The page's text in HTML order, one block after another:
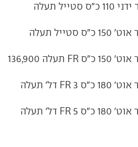
סיאט לאון 1.2 ליטר ידני 110 כ"ס סטייל תעלה
סיאט לאון 1.4 ליטר אוט' 150 כ"ס סטייל תעלה
סיאט לאון 1.4 ליטר אוט' 150 כ"ס FR תעלה 136,900
סיאט לאון 1.8 ליטר אוט' 180 כ"ס FR 3 דל' תעלה
סיאט לאון 1.8 ליטר אוט' 180 כ"ס FR 5 דל' תעלה